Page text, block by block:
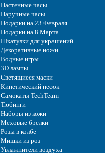
Настенные часы
Наручные часы
Подарки на 23 Февраля
Подарки на 8 Марта
Шкатулки для украшений
Декоративные ножи
Водные игры
3D лампы
Светящиеся маски
Кинетический песок
Самокаты TechTeam
Тюбинги
Наборы из кожи
Меховые брелки
Розы в колбе
Мишки из роз
Увлажнители воздуха